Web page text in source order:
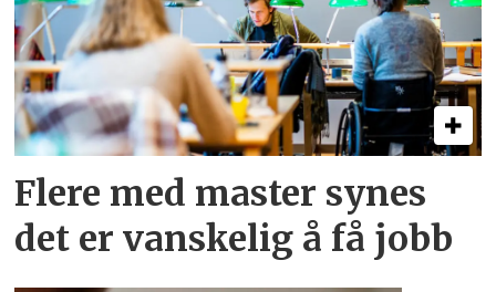
Flere med master synes
det er vanskelig å få jobb